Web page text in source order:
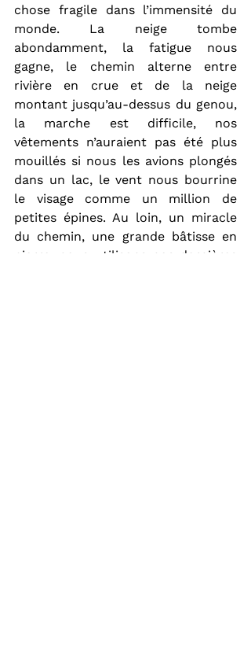
chose fragile dans l’immensité du
monde. La neige tombe
abondamment, la fatigue nous
gagne, le chemin alterne entre
rivière en crue et de la neige
montant jusqu’au-dessus du genou,
la marche est difficile, nos
vêtements n’auraient pas été plus
mouillés si nous les avions plongés
dans un lac, le vent nous bourrine
le visage comme un million de
petites épines. Au loin, un miracle
du chemin, une grande bâtisse en
pierre, nous utilisons nos dernières